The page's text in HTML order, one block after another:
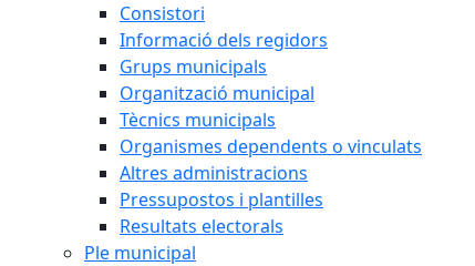
Consistori
Informació dels regidors
Grups municipals
Organització municipal
Tècnics municipals
Organismes dependents o vinculats
Altres administracions
Pressupostos i plantilles
Resultats electorals
Ple municipal